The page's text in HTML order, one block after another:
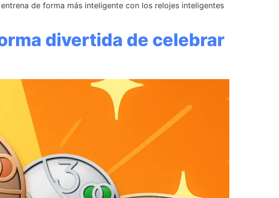
de forma más inteligente con los relojes inteligentes
divertida de celebrar